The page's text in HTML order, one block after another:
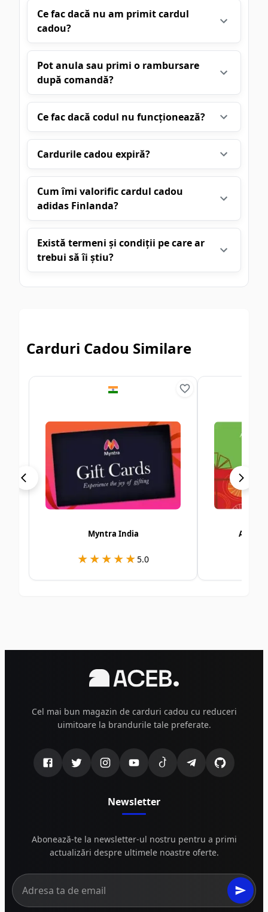
Ce fac dacă nu am primit cardul
cadou?
Pot anula sau primi o rambursare
după comandă?
Ce fac dacă codul nu funcționează?
Cardurile cadou expiră?
Cum îmi valorific cardul cadou
adidas Finlanda?
Există termeni și condiții pe care ar
trebui să îi știu?
Carduri Cadou Similare
Myntra India
★★★★★
★★★★★5.0
Cel mai bun magazin de carduri cadou cu reduceri
uimitoare la brandurile tale preferate.
Newsletter
Abonează-te la newsletter-ul nostru pentru a primi
actualizări despre ultimele noastre oferte.